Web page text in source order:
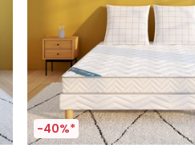
-40%*